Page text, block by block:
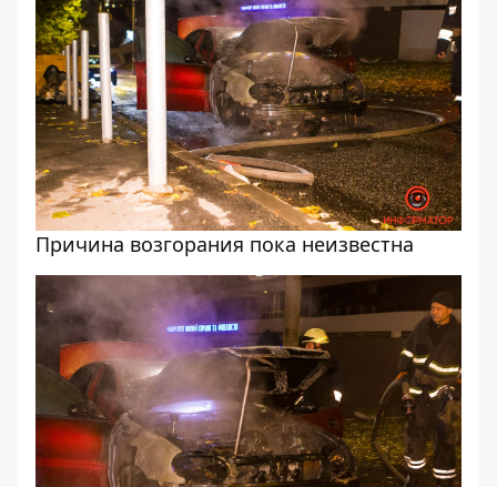
Причина возгорания пока неизвестна